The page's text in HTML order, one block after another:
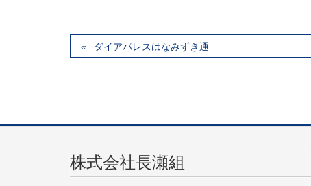
ダイアパレスはなみずき通
株式会社長瀬組